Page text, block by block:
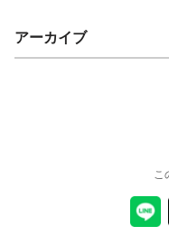
アーカイブ
こ